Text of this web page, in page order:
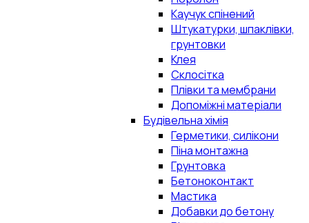
Каучук спінений
Штукатурки, шпаклівки,
грунтовки
Клея
Склосітка
Плівки та мембрани
Допоміжні матеріали
Будівельна хімія
Герметики, силікони
Піна монтажна
Грунтовка
Бетоноконтакт
Мастика
Добавки до бетону